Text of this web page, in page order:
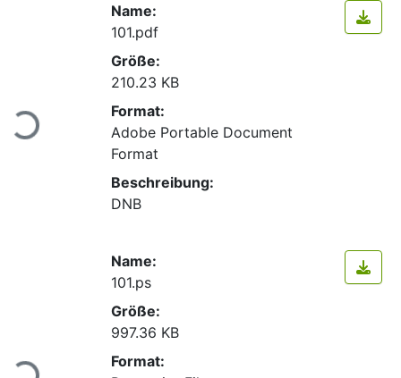
Lade...
Name:
101.pdf
Größe:
210.23 KB
Format:
Adobe Portable Document
Format
Beschreibung:
DNB
Lade...
Name:
101.ps
Größe:
997.36 KB
Format: